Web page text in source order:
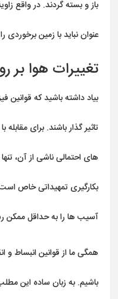
باز و بسته گردند. در واقع
عنوان نباید با زمین برخوردی
تغییرات هوا بر
بیاد داشته باشید که قوانین
تاثیر گذار باشند. برای
های احتمالی ناشی از آن،
بکارگیری تمهیداتی خاص
آسیب ها را به حداقل ممکن
همگی ما از قوانین انبساط
باشیم. به زبان ساده این